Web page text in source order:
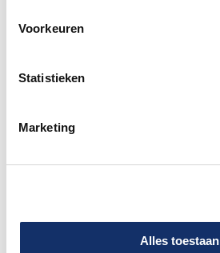
Voorkeuren
Statistieken
Marketing
Alles toestaan
Meer Limburgs Mooiste
12 juni 2026